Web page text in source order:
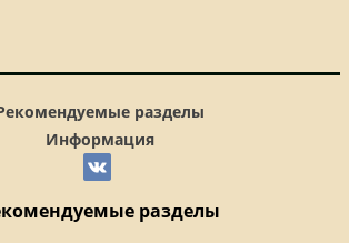
разделы
Информация
разделы